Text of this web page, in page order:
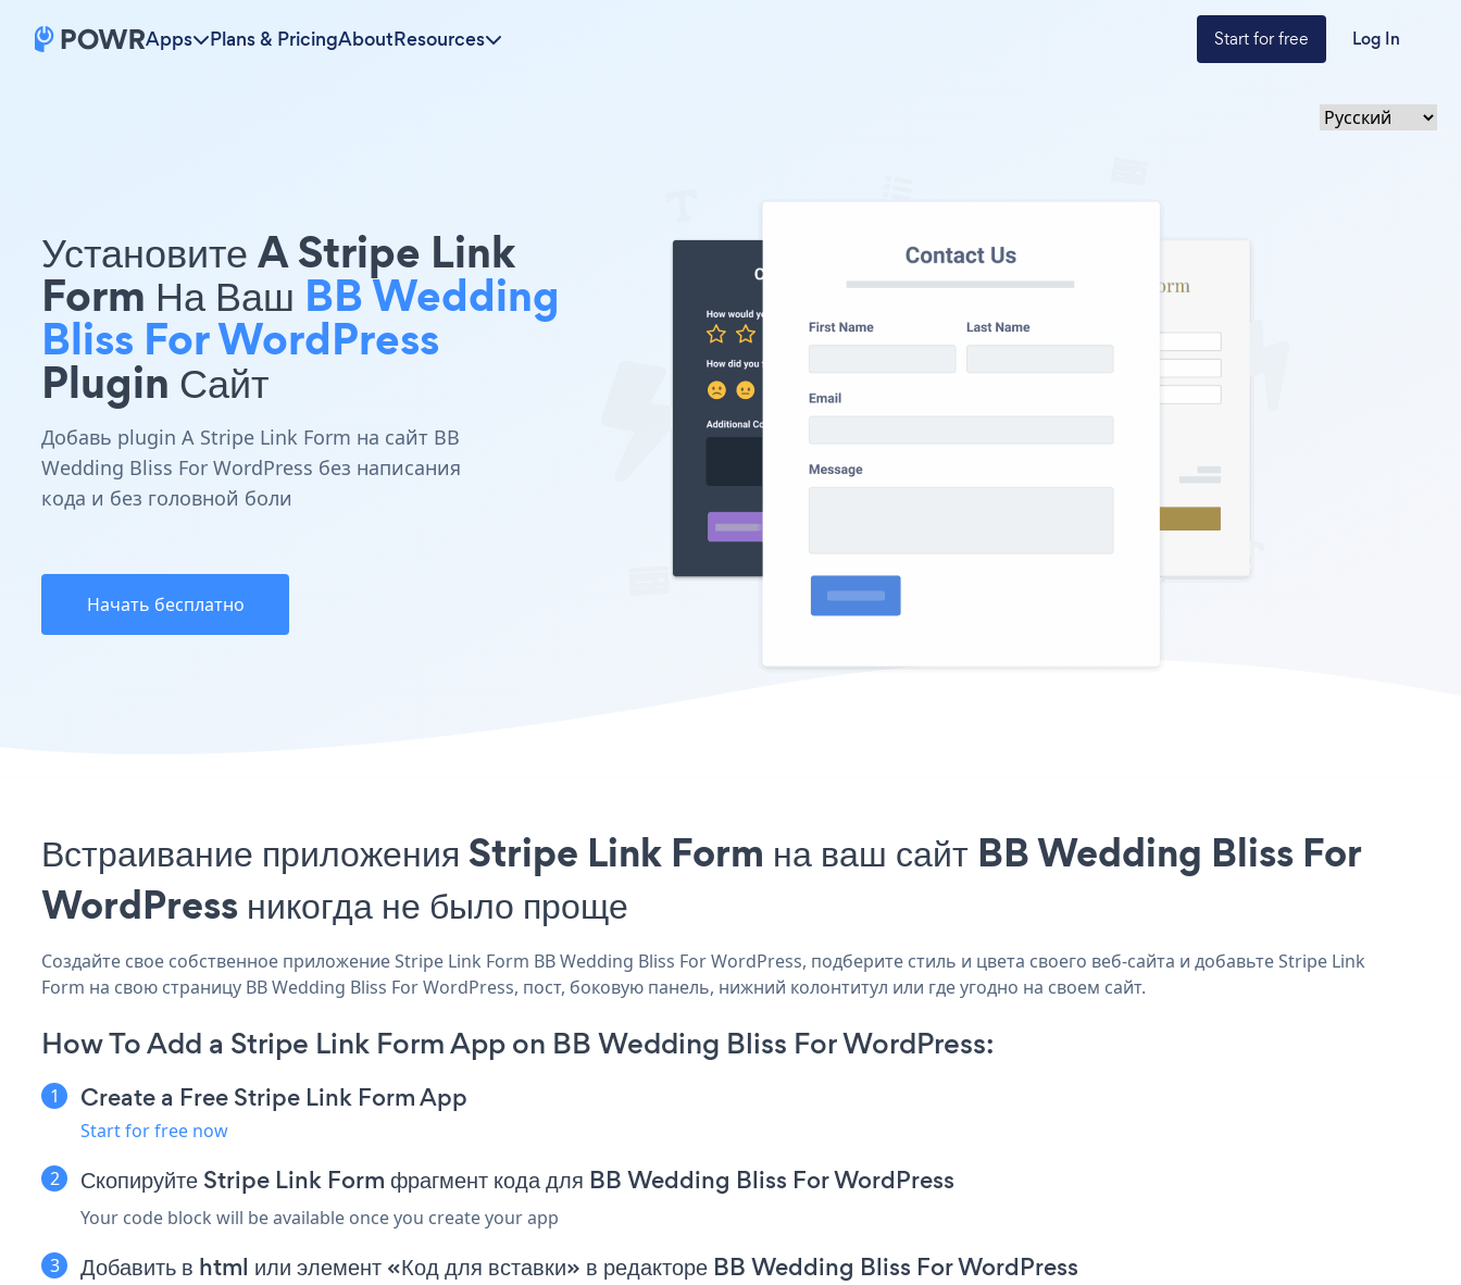
Apps Plans & PricingAboutResources Start for free Log In
Установите A Stripe Link
Form На Ваш BB Wedding
Bliss For WordPress
Plugin Сайт
Добавь plugin A Stripe Link Form на сайт BB
Wedding Bliss For WordPress без написания
кода и без головной боли
Начать бесплатно
Встраивание приложения Stripe Link Form на ваш сайт BB Wedding Bliss For
WordPress никогда не было проще
Создайте свое собственное приложение Stripe Link Form BB Wedding Bliss For WordPress, подберите стиль и цвета своего веб-сайта и добавьте Stripe Link
Form на свою страницу BB Wedding Bliss For WordPress, пост, боковую панель, нижний колонтитул или где угодно на своем сайт.
How To Add a Stripe Link Form App on BB Wedding Bliss For WordPress:
Create a Free Stripe Link Form App
Start for free now
Скопируйте Stripe Link Form фрагмент кода для BB Wedding Bliss For WordPress
Your code block will be available once you create your app
Добавить в html или элемент «Код для вставки» в редакторе BB Wedding Bliss For WordPress